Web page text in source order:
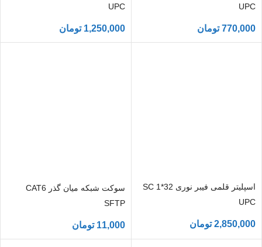
UPC
770,000 تومان
UPC
1,250,000 تومان
اسپلیتر قلمی فیبر نوری 32*1 SC
UPC
2,850,000 تومان
سوکت شبکه میان گذر CAT6
SFTP
11,000 تومان